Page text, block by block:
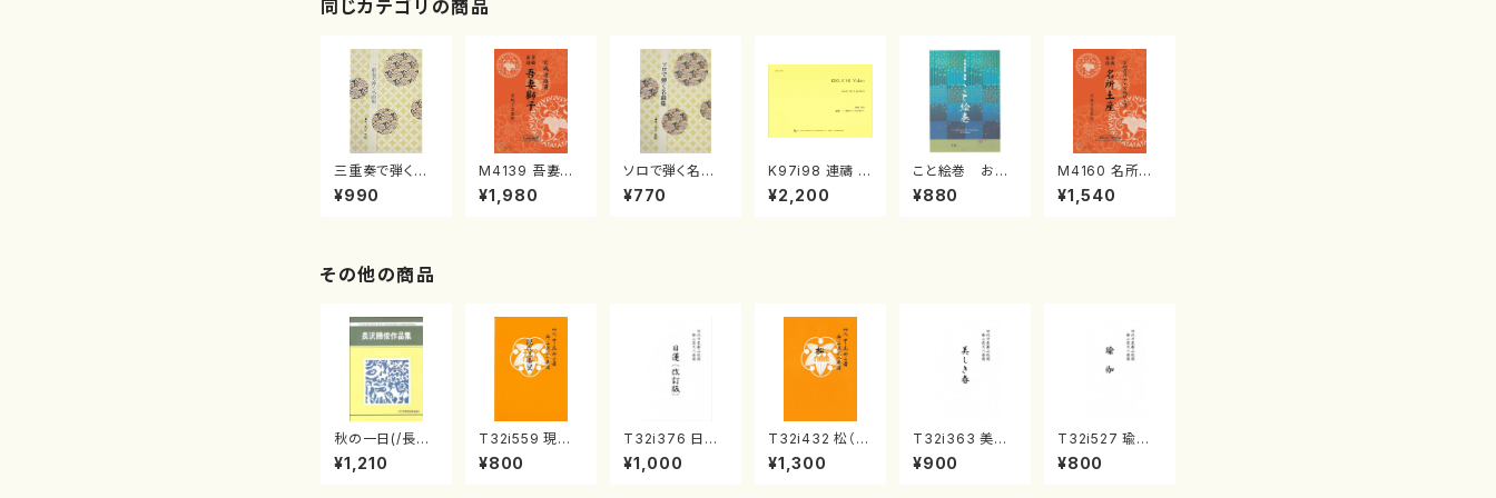
同じカテゴリの商品
三重奏で弾く名
曲集 クリスマ
スメドレー( 箏
¥990
M4139 吾妻獅
子《箏曲楽譜》
（箏/宮城道雄
¥1,980
ソロで弾く名曲
集 クリスマス・
イブ／恋人がサ
¥770
K97i98 連禱 :
2台ピアノのため
の（2 Pianos /
¥2,200
こと絵巻 お江
戸日本橋
¥880
M4160 名所土
産《箏曲楽譜》
（箏/宮城喜代
¥1,540
その他の商品
秋の一日(/長
沢 勝俊/楽譜）
¥1,210
T32i559 現代
三番叟（尺八/杵
屋正邦/楽譜）都
¥800
T32i376 日蓮
（改訂版）（尺八/
宮城道雄/楽譜）
¥1,000
T32i432 松（尺
八/宮城道雄/楽
譜）都山流公刊
¥1,300
T32i363 美し
き春（尺八/久本
玄智/楽譜）都山
¥900
T32i527 瑜伽
（尺八/大月宗明/
楽譜）都山流公
¥800